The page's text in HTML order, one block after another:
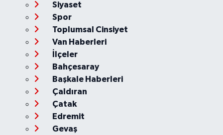
Siyaset
Spor
Toplumsal Cinsiyet
Van Haberleri
İlçeler
Bahçesaray
Başkale Haberleri
Çaldıran
Çatak
Edremit
Gevaş